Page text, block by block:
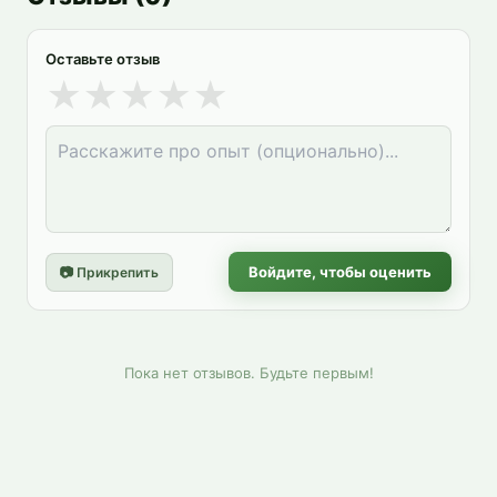
Оставьте отзыв
★ ★ ★ ★ ★
📷 Прикрепить Войдите, чтобы оценить
Пока нет отзывов. Будьте первым!